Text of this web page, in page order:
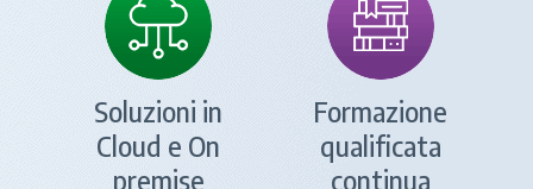
Soluzioni in
Cloud e On
premise
Formazione
qualificata
continua